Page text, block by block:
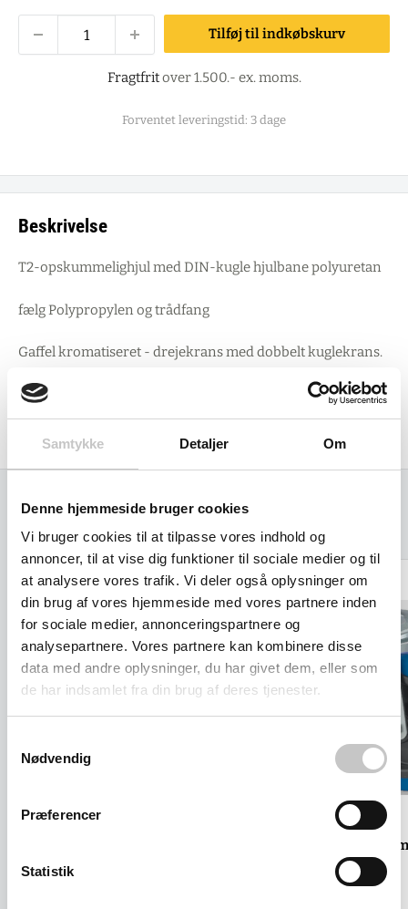
Samtykke Detaljer Om
Denne hjemmeside bruger cookies
Vi bruger cookies til at tilpasse vores indhold og
annoncer, til at vise dig funktioner til sociale medier og til
at analysere vores trafik. Vi deler også oplysninger om
din brug af vores hjemmeside med vores partnere inden
for sociale medier, annonceringspartnere og
analysepartnere. Vores partnere kan kombinere disse
data med andre oplysninger, du har givet dem, eller som
de har indsamlet fra din brug af deres tjenester.
Nødvendig
Præferencer
Statistik
Tilføj til indkøbskurv
Fragtfritover 1.500.- ex. moms.
Forventet leveringstid: 3 dage
Beskrivelse
T2-opskummelighjul med DIN-kugle hjulbane polyuretan
fælg Polypropylen og trådfang
Gaffel kromatiseret - drejekrans med dobbelt kuglekrans.
Hul Ø 13 mm
Total højde: 185 mm
Relaterede varer
bolt mont.
Apparathjul 100
plade mont.